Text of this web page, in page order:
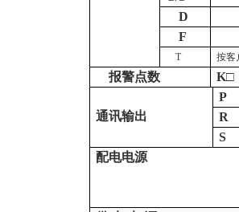
D
F
T 按客
报警点数 K□
通讯输出
P
R
S
配电电源